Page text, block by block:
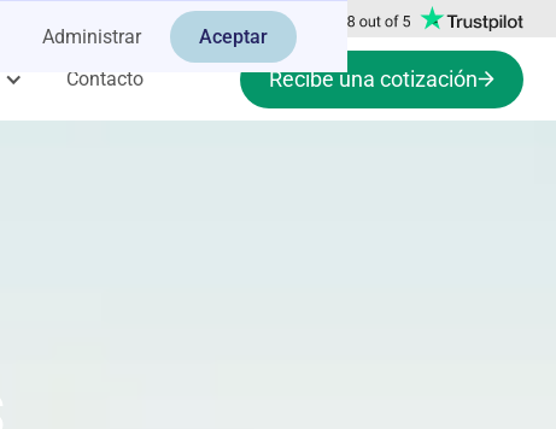
Administrar Aceptar
Contacto Recibe una cotización